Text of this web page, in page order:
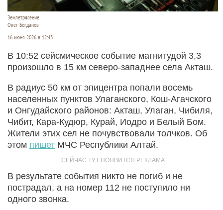
Землетрясение.
Олег Богданов
16 июня 2026 в 12:43
В 10:52 сейсмическое событие магнитудой 3,3
произошло в 15 км северо-западнее села Акташ.
В радиус 50 км от эпицентра попали восемь
населенных пунктов Улаганского, Кош-Агачского
и Онгудайского районов: Акташ, Улаган, Чибиля,
Чибит, Кара-Кудюр, Курай, Иодро и Белый Бом.
Жители этих сел не почувствовали толчков. Об
этом пишет МЧС Республики Алтай.
В результате события никто не погиб и не
пострадал, а на номер 112 не поступило ни
одного звонка.